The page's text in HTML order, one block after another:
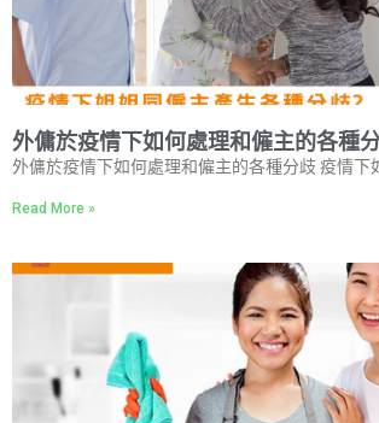
外傭於疫情下如何處理和僱主的各種
外傭於疫情下如何處理和僱主的各種分歧 疫情下
Read More »